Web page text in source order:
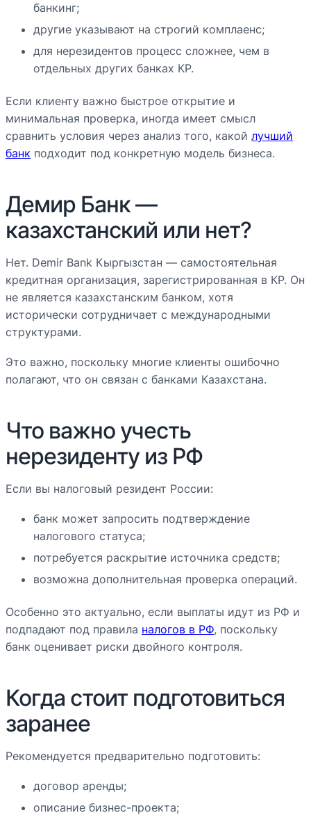
банкинг;
другие указывают на строгий комплаенс;
для нерезидентов процесс сложнее, чем в
отдельных других банках КР.
Если клиенту важно быстрое открытие и
минимальная проверка, иногда имеет смысл
сравнить условия через анализ того, какой лучший
банк подходит под конкретную модель бизнеса.
Демир Банк —
казахстанский или нет?
Нет. Demir Bank Кыргызстан — самостоятельная
кредитная организация, зарегистрированная в КР. Он
не является казахстанским банком, хотя
исторически сотрудничает с международными
структурами.
Это важно, поскольку многие клиенты ошибочно
полагают, что он связан с банками Казахстана.
Что важно учесть
нерезиденту из РФ
Если вы налоговый резидент России:
банк может запросить подтверждение
налогового статуса;
потребуется раскрытие источника средств;
возможна дополнительная проверка операций.
Особенно это актуально, если выплаты идут из РФ и
подпадают под правила налогов в РФ, поскольку
банк оценивает риски двойного контроля.
Когда стоит подготовиться
заранее
Рекомендуется предварительно подготовить:
договор аренды;
описание бизнес-проекта;